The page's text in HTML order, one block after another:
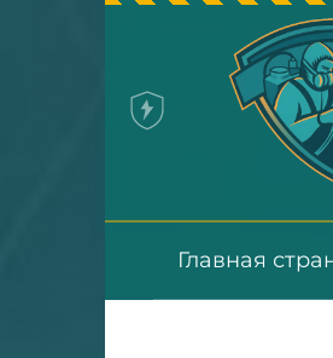
Главная